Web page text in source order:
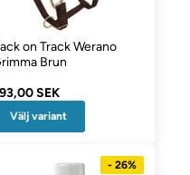
on Track Werano
Brun
SEK
Välj variant
- 26%